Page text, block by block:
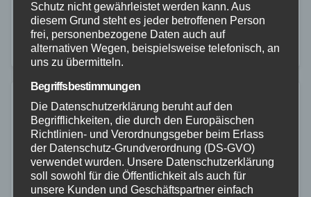
Ring/Hohenzollernstraße in Koblenz zu einem
Verkehrsunfall, an dem ein in einer Einsatzfahrt
befindliches Polizeifahrzeug beteiligt war. Durch den
Schutz nicht gewährleistet werden kann. Aus
diesem Grund steht es jeder betroffenen Person
frei, personenbezogene Daten auch auf
alternativen Wegen, beispielsweise telefonisch, an
uns zu übermitteln.
Begriffsbestimmungen
Die Datenschutzerklärung beruht auf den
Begrifflichkeiten, die durch den Europäischen
Richtlinien- und Verordnungsgeber beim Erlass
der Datenschutz-Grundverordnung (DS-GVO)
verwendet wurden. Unsere Datenschutzerklärung
soll sowohl für die Öffentlichkeit als auch für
unsere Kunden und Geschäftspartner einfach